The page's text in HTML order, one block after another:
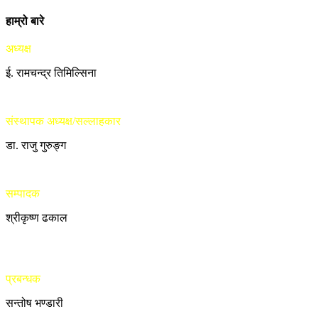
हाम्रो बारे
अध्यक्ष
ई. रामचन्द्र तिमिल्सिना
संस्थापक अध्यक्ष/सल्लाहकार
डा. राजु गुरुङ्ग
सम्पादक
श्रीकृष्ण ढकाल
प्रबन्धक
सन्तोष भण्डारी